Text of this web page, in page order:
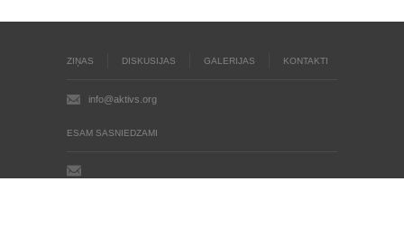
ZIŅAS DISKUSIJAS GALERIJAS KONTAKTI
info@aktivs.org
ESAM SASNIEDZAMI